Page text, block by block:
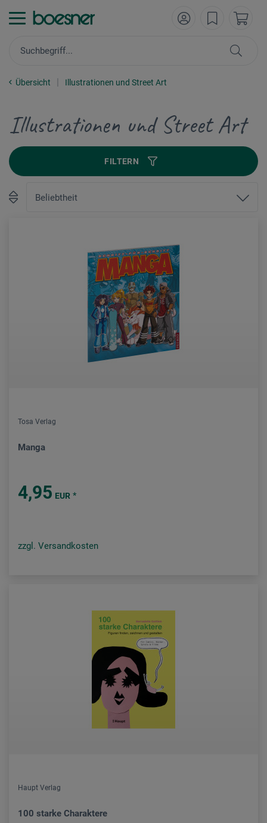
Übersicht Illustrationen und Street Art
Illustrationen und Street Art
FILTERN
Tosa Verlag
Manga
4,95 EUR *
zzgl. Versandkosten
Haupt Verlag
100 starke Charaktere